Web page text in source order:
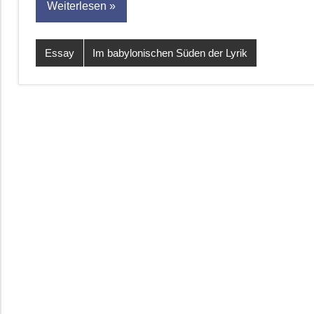
Weiterlesen
Essay Im babylonischen Süden der Lyrik